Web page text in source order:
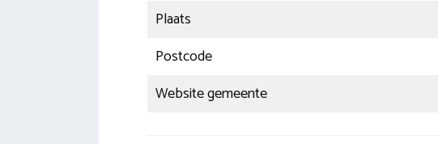
Plaats
Postcode
Website gemeente